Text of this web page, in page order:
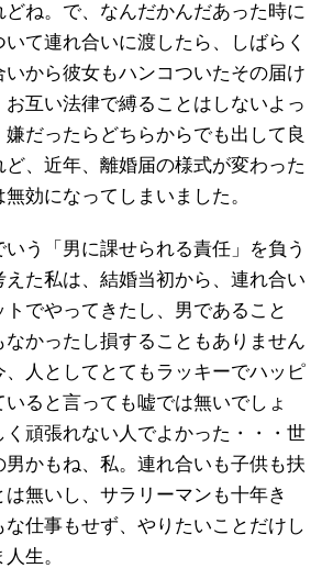
どね。で、なんだかんだあった時に
て連れ合いに渡したら、しばらく
いから彼女もハンコついたその届け
互い法律で縛ることはしないよっ
だったらどちらからでも出して良
、近年、離婚届の様式が変わった
効になってしまいました。
いう「男に課せられる責任」を負う
た私は、結婚当初から、連れ合い
トでやってきたし、男であること
なかったし損することもありません
、人としてとてもラッキーでハッピ
ると言っても嘘では無いでしょ
く頑張れない人でよかった・・・世
男かもね、私。連れ合いも子供も扶
無いし、サラリーマンも十年き
な仕事もせず、やりたいことだけし
生。